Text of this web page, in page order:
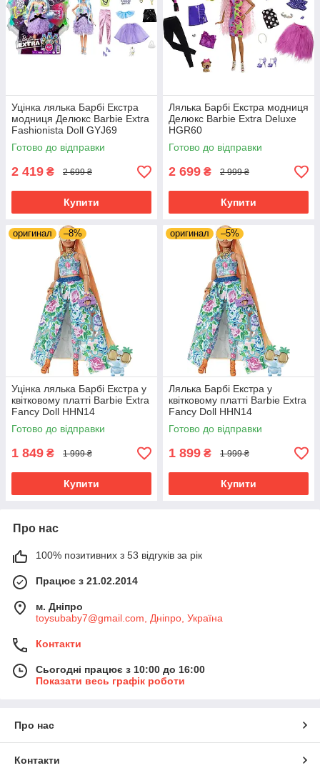
Уцінка лялька Барбі Екстра
модниця Делюкс Barbie Extra
Fashionista Doll GYJ69
Готово до відправки
2 419 ₴ 2 699 ₴
Купити
Лялька Барбі Екстра модниця
Делюкс Barbie Extra Deluxe
HGR60
Готово до відправки
2 699 ₴ 2 999 ₴
Купити
оригинал –8%
Уцінка лялька Барбі Екстра у
квітковому платті Barbie Extra
Fancy Doll HHN14
Готово до відправки
1 849 ₴ 1 999 ₴
Купити
оригинал –5%
Лялька Барбі Екстра у
квітковому платті Barbie Extra
Fancy Doll HHN14
Готово до відправки
1 899 ₴ 1 999 ₴
Купити
Про нас
100% позитивних з 53 відгуків за рік
Працює з 21.02.2014
м. Дніпро
toysubaby7@gmail.com, Дніпро, Україна
Контакти
Сьогодні працює з 10:00 до 16:00
Показати весь графік роботи
Про нас
Контакти